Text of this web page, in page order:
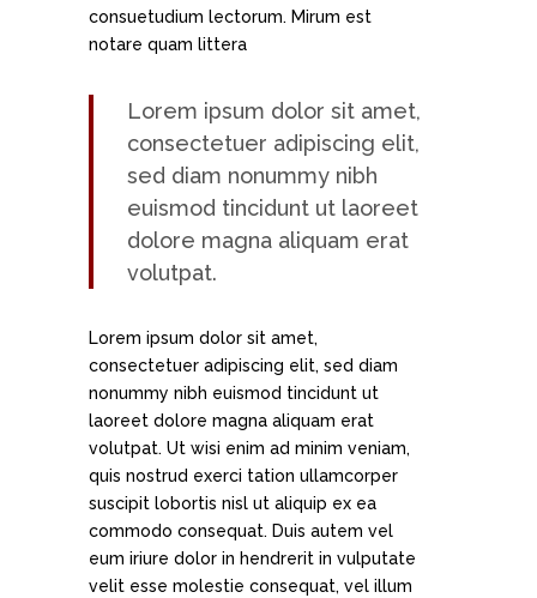
consuetudium lectorum. Mirum est
notare quam littera
Lorem ipsum dolor sit amet,
consectetuer adipiscing elit,
sed diam nonummy nibh
euismod tincidunt ut laoreet
dolore magna aliquam erat
volutpat.
Lorem ipsum dolor sit amet,
consectetuer adipiscing elit, sed diam
nonummy nibh euismod tincidunt ut
laoreet dolore magna aliquam erat
volutpat. Ut wisi enim ad minim veniam,
quis nostrud exerci tation ullamcorper
suscipit lobortis nisl ut aliquip ex ea
commodo consequat. Duis autem vel
eum iriure dolor in hendrerit in vulputate
velit esse molestie consequat, vel illum